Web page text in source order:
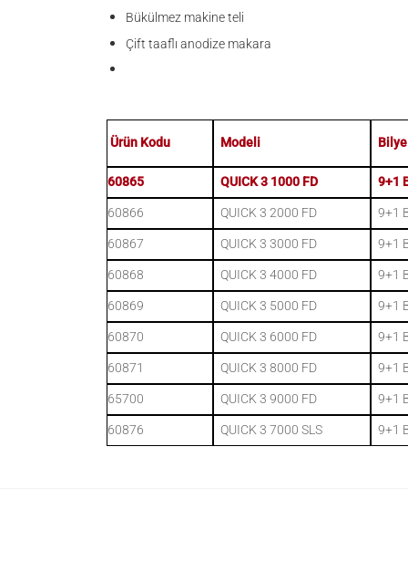
Bükülmez makine teli
Çift taaflı anodize makara
Ürün Kodu Modeli Bilye
60865 QUICK 3 1000 FD 9+1
60866
QUICK 3 2000 FD 9+1
60867
QUICK 3 3000 FD 9+1
60868
QUICK 3 4000 FD 9+1
60869
QUICK 3 5000 FD 9+1
60870
QUICK 3 6000 FD 9+1
60871
QUICK 3 8000 FD 9+1
65700
QUICK 3 9000 FD 9+1
60876
QUICK 3 7000 SLS 9+1